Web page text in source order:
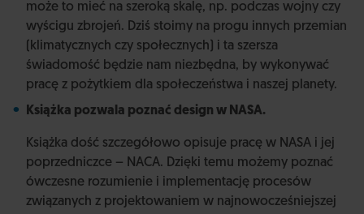
może to mieć na szeroką skalę, np. podczas wojny czy
wyścigu zbrojeń. Dziś stoimy na progu innych przemian
(klimatycznych czy społecznych) i ta szersza
świadomość będzie nam niezbędna, by wykonywać
pracę z pożytkiem dla społeczeństwa i naszej planety.
Książka pozwala poznać design w NASA.
Książka dość szczegółowo opisuje pracę w NASA i jej
poprzedniczce – NACA. Dzięki temu możemy poznać
ówczesne rozumienie i implementację procesów
związanych z projektowaniem w najnowocześniejszej